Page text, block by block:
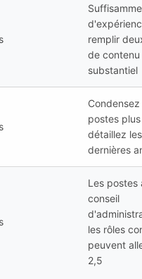
remplir
de contenu
substantiel
Condensez
postes
détaillez
dernières
Les postes
conseil
les rôles
peuvent
2,5